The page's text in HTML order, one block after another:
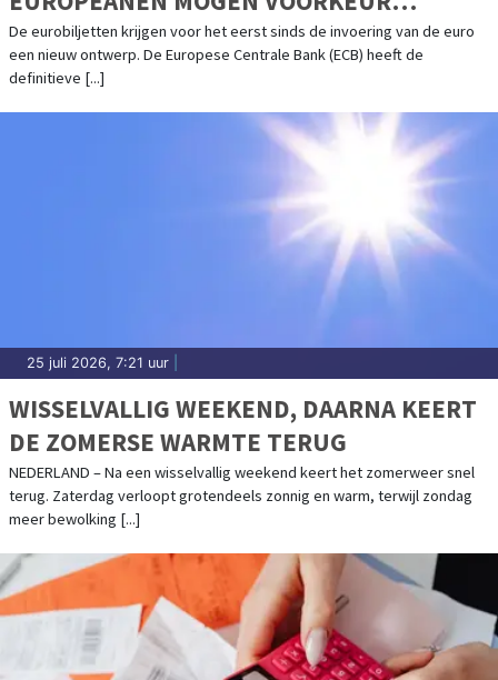
AANGEVEN
De eurobiljetten krijgen voor het eerst sinds de invoering van de euro
een nieuw ontwerp. De Europese Centrale Bank (ECB) heeft de
definitieve [...]
25 juli 2026, 7:21 uur
WISSELVALLIG WEEKEND, DAARNA KEERT
DE ZOMERSE WARMTE TERUG
NEDERLAND – Na een wisselvallig weekend keert het zomerweer snel
terug. Zaterdag verloopt grotendeels zonnig en warm, terwijl zondag
meer bewolking [...]